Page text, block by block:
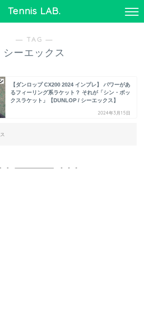
Tennis LAB.
― TAG ―
シーエックス
【ダンロップ CX200 2024 インプレ】 パワーがあ
るフィーリング系ラケット？ それが「シン・ボッ
クスラケット」【DUNLOP / シーエックス】
2024年3月15日